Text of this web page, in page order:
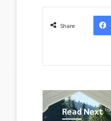
Share
Read Next